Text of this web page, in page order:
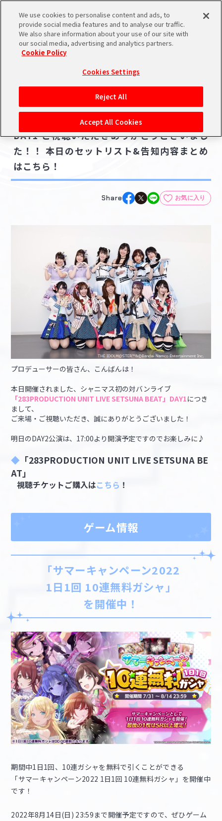
スケジュール 検索
バンダイナムコIDで
アイドルマスター ポータルへの登録について
シリアルコード・
あいことば
活動履歴
閲覧履歴・購入履歴 Pレポ
チェックイン お気に入り
マイデスク設定変更 バンダイナムコID Link設定
ニュース
ライブ・イベント
2022.08.13
【シャニマス対バンライブ セツナビート】
DAY1 ご視聴いただきありがとうございまし
た！！ 本日のセットリスト&告知内容まとめ
はこちら！
Share お気に入り
プロデューサーの皆さん、こんばんは！
本日開催されました、シャニマス初の対バンライブ
「283PRODUCTION UNIT LIVE SETSUNA BEAT」DAY1につき
まして、
ご来場・ご視聴いただき、誠にありがとうございました！
明日のDAY2公演は、17:00より開演予定ですのでお楽しみに♪
◆ 「283PRODUCTION UNIT LIVE SETSUNA BE
AT」
視聴チケットご購入はこちら ！
ゲーム情報
「サマーキャンペーン2022
1日1回 10連無料ガシャ」
を開催中！
期間中1日1回、10連ガシャを無料で引くことができる
「サマーキャンペーン2022 1日1回 10連無料ガシャ」を開催中
です！
2022年8月14日(日) 23:59まで開催予定ですので、ぜひゲーム
We use cookies to personalise content and ads, to
provide social media features and to analyse our traffic.
We also share information about your use of our site with
our social media, advertising and analytics partners.
Cookie Policy
Cookies Settings
Reject All
Accept All Cookies